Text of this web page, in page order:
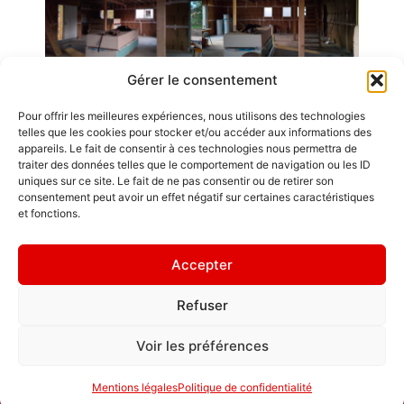
Gérer le consentement
Pour offrir les meilleures expériences, nous utilisons des technologies
telles que les cookies pour stocker et/ou accéder aux informations des
appareils. Le fait de consentir à ces technologies nous permettra de
traiter des données telles que le comportement de navigation ou les ID
uniques sur ce site. Le fait de ne pas consentir ou de retirer son
consentement peut avoir un effet négatif sur certaines caractéristiques
et fonctions.
Accepter
Refuser
Voir les préférences
Mentions légalesPolitique de confidentialité
Emplois
Contact / Accès
Mentions légales
habiter une
maison en L
qu'un château
hanté. "
Politique de
GDL Construction
6, Rue des
ZA La Croix de